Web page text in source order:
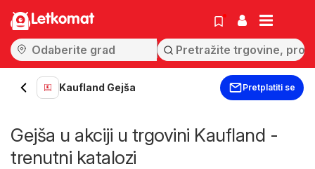
Letkomat
Kaufland Gejša Pretplatiti se
Gejša u akciji u trgovini Kaufland -
trenutni katalozi